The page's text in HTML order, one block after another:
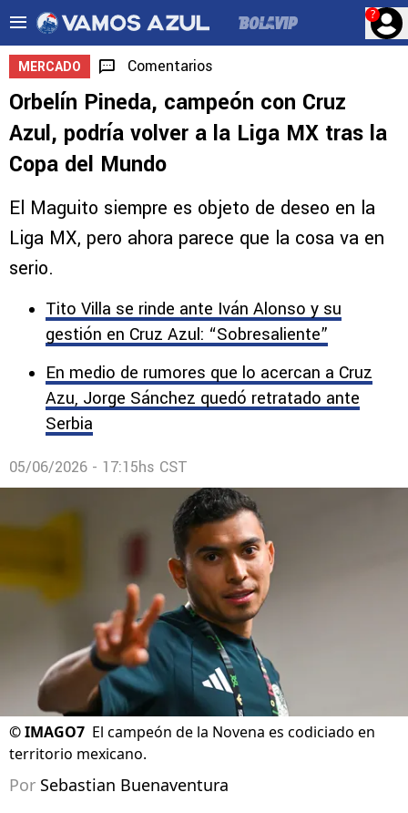
?
MERCADO Comentarios
Orbelín Pineda, campeón con Cruz
Azul, podría volver a la Liga MX tras la
Copa del Mundo
El Maguito siempre es objeto de deseo en la
Liga MX, pero ahora parece que la cosa va en
serio.
Tito Villa se rinde ante Iván Alonso y su
gestión en Cruz Azul: “Sobresaliente”
En medio de rumores que lo acercan a Cruz
Azu, Jorge Sánchez quedó retratado ante
Serbia
05/06/2026 - 17:15hs CST
©IMAGO7 El campeón de la Novena es codiciado en
territorio mexicano.
Por Sebastian Buenaventura